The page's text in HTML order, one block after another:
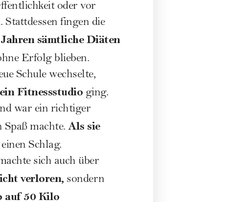
oder vor
Stattdessen fingen die
sämtliche Diäten
Erfolg blieben.
Schule wechselte,
Fitnessstudio ging.
war ein richtiger
machte. Als sie
Schlag.
sich auch über
verloren, sondern
auf 50 Kilo